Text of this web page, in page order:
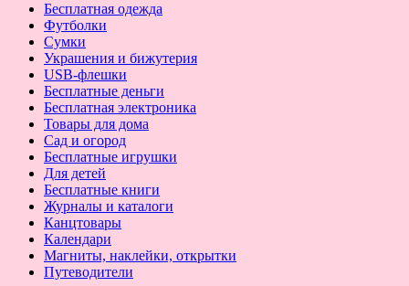
Бесплатная одежда
Футболки
Сумки
Украшения и бижутерия
USB-флешки
Бесплатные деньги
Бесплатная электроника
Товары для дома
Сад и огород
Бесплатные игрушки
Для детей
Бесплатные книги
Журналы и каталоги
Канцтовары
Календари
Магниты, наклейки, открытки
Путеводители